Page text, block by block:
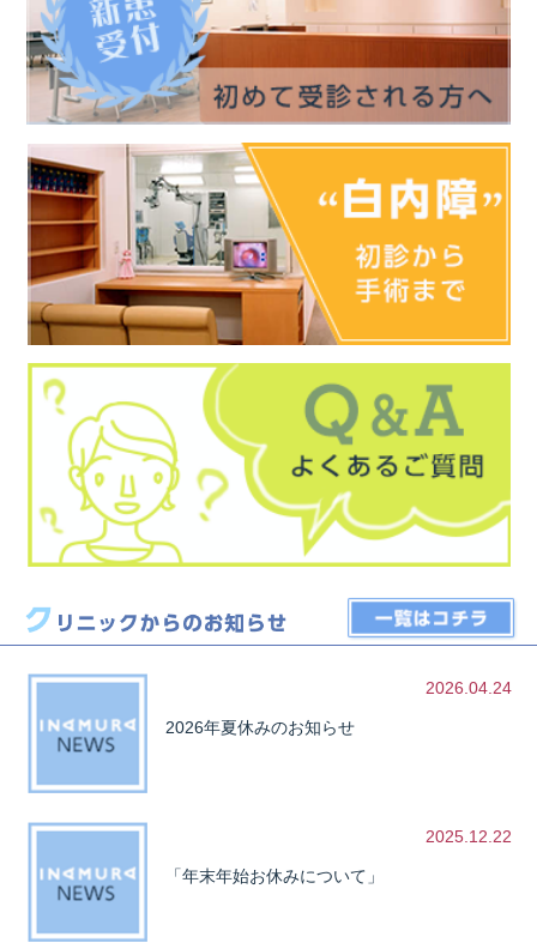
2026.04.24
2026年夏休みのお知らせ
2025.12.22
「年末年始お休みについて」